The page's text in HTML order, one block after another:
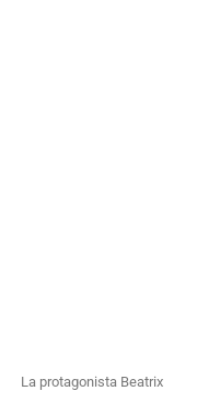
La protagonista Beatrix